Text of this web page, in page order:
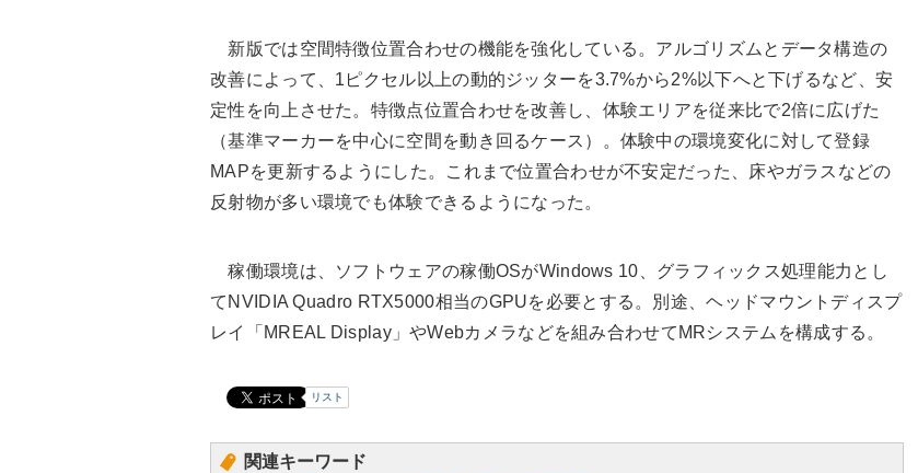
新版では空間特徴位置合わせの機能を強化している。アルゴリズムとデータ構造の
改善によって、1ピクセル以上の動的ジッターを3.7%から2%以下へと下げるなど、安
定性を向上させた。特徴点位置合わせを改善し、体験エリアを従来比で2倍に広げた
（基準マーカーを中心に空間を動き回るケース）。体験中の環境変化に対して登録
MAPを更新するようにした。これまで位置合わせが不安定だった、床やガラスなどの
反射物が多い環境でも体験できるようになった。
稼働環境は、ソフトウェアの稼働OSがWindows 10、グラフィックス処理能力とし
てNVIDIA Quadro RTX5000相当のGPUを必要とする。別途、ヘッドマウントディスプ
レイ「MREAL Display」やWebカメラなどを組み合わせてMRシステムを構成する。
リスト
関連キーワード